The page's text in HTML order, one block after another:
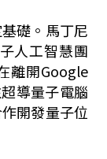
礎。馬丁尼
人工智慧團
離開Google
導量子電腦
開發量子位